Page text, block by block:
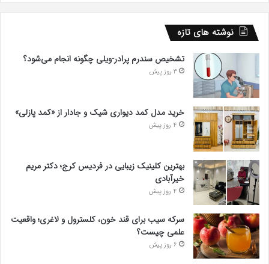
نوشته های تازه
تشخیص سندرم پرادر-ویلی چگونه انجام می‌شود؟
3 روز پیش
خرید مدل کمد دیواری شیک و جادار از «کمد پازلی»
4 روز پیش
بهترین کلینیک زیبایی در فردیس کرج؛ دکتر مریم
خیرآبادی
4 روز پیش
سرکه سیب برای قند خون، کلسترول و لاغری؛ واقعیت
علمی چیست؟
6 روز پیش